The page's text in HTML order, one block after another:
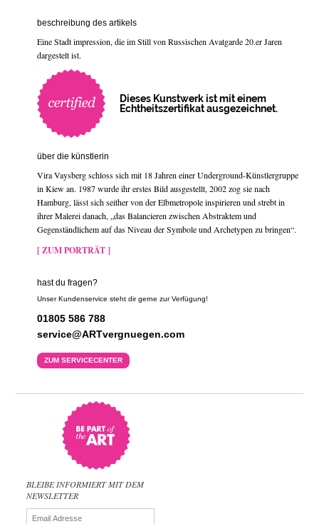
beschreibung des artikels
Eine Stadt impression, die im Still von Russischen Avatgarde 20.er Jaren
dargestelt ist.
Dieses Kunstwerk ist mit einem
Echtheitszertifikat ausgezeichnet.
über die künstlerin
Vira Vaysberg schloss sich mit 18 Jahren einer Underground-Künstlergruppe
in Kiew an. 1987 wurde ihr erstes Bild ausgestellt, 2002 zog sie nach
Hamburg, lässt sich seither von der Elbmetropole inspirieren und strebt in
ihrer Malerei danach, „das Balancieren zwischen Abstraktem und
Gegenständlichem auf das Niveau der Symbole und Archetypen zu bringen“.
[ ZUM PORTRÄT ]
hast du fragen?
Unser Kundenservice steht dir gerne zur Verfügung!
01805 586 788
service@ARTvergnuegen.com
ZUM SERVICECENTER
BLEIBE INFORMIERT MIT DEM
NEWSLETTER